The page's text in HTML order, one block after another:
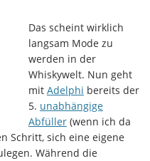
Das scheint wirklich
langsam Mode zu
werden in der
Whiskywelt. Nun geht
mit Adelphi bereits der
5. unabhängige
Abfüller(wenn ich da
Schritt, sich eine eigene
Während die